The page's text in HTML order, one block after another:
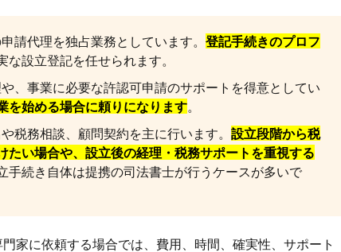
請代理を独占業務としています。 登記手続きのプロフ
な設立登記を任せられます。
、事業に必要な許認可申請のサポートを得意としてい
を始める場合に頼りになります
税務相談、顧問契約を主に行います。 設立段階から税
たい場合や、設立後の経理・税務サポートを重視する
立手続き自体は提携の司法書士が行うケースが多いで
家に依頼する場合では、費用、時間、確実性、サポート